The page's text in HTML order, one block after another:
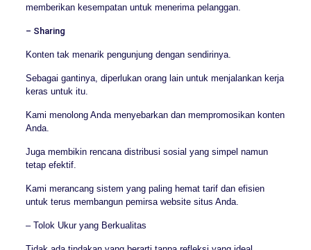
memberikan kesempatan untuk menerima pelanggan.
– Sharing
Konten tak menarik pengunjung dengan sendirinya.
Sebagai gantinya, diperlukan orang lain untuk menjalankan kerja
keras untuk itu.
Kami menolong Anda menyebarkan dan mempromosikan konten
Anda.
Juga membikin rencana distribusi sosial yang simpel namun
tetap efektif.
Kami merancang sistem yang paling hemat tarif dan efisien
untuk terus membangun pemirsa website situs Anda.
– Tolok Ukur yang Berkualitas